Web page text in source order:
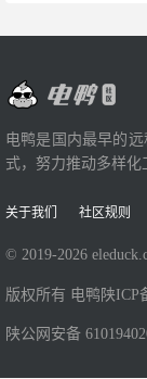
电鸭是国内最早的
式，努力推动多样化
关于我们 社区规则
© 2019-2026
版权所有 电鸭 陕ICP
陕公网安备